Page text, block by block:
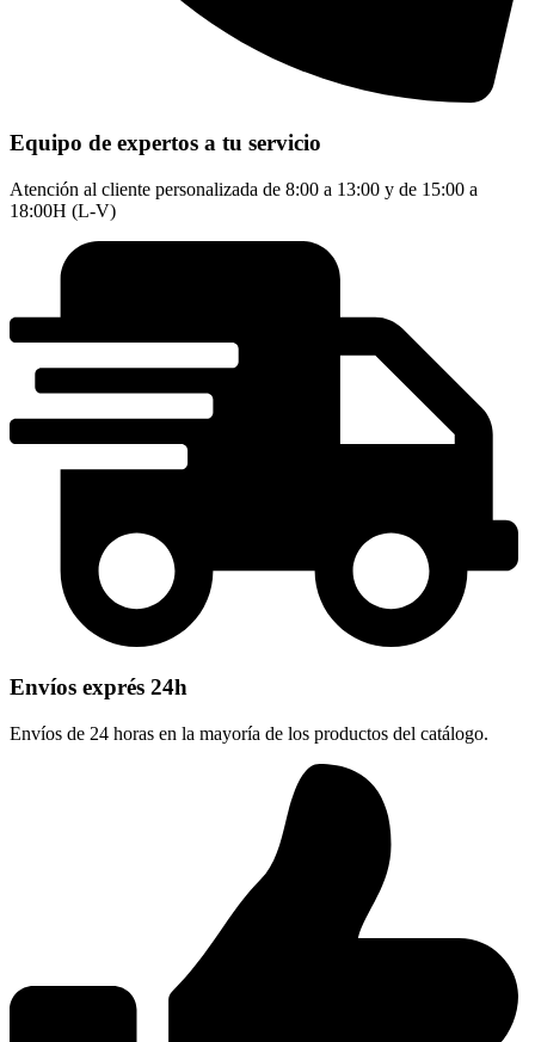
Equipo de expertos a tu servicio
Atención al cliente personalizada de 8:00 a 13:00 y de 15:00 a
18:00H (L-V)
Envíos exprés 24h
Envíos de 24 horas en la mayoría de los productos del catálogo.